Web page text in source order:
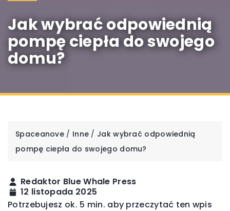
Jak wybrać odpowiednią
pompę ciepła do swojego
domu?
Spaceanove / Inne / Jak wybrać odpowiednią
pompę ciepła do swojego domu?
Redaktor Blue Whale Press
12 listopada 2025
Potrzebujesz ok. 5 min. aby przeczytać ten wpis